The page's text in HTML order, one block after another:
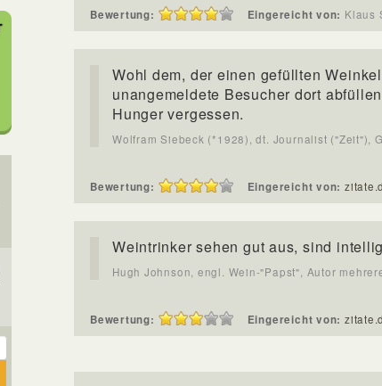
Bewertung: Eingereicht von: Klaus
Wohl dem, der einen gefüllten
unangemeldete Besucher dort
Hunger vergessen.
Wolfram Siebeck (*1928), dt. Journalist ("Zeit"),
Bewertung: Eingereicht von:
Weintrinker sehen gut aus, sind
Hugh Johnson, engl. Wein-"Papst", Autor
Bewertung: Eingereicht von: